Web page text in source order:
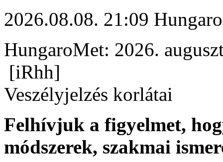
2026.08.08. 21:09
HungaroMet: 2026.
[iRhh]
Veszélyjelzés korlátai
Felhívjuk a figyelmet,
módszerek, szakmai